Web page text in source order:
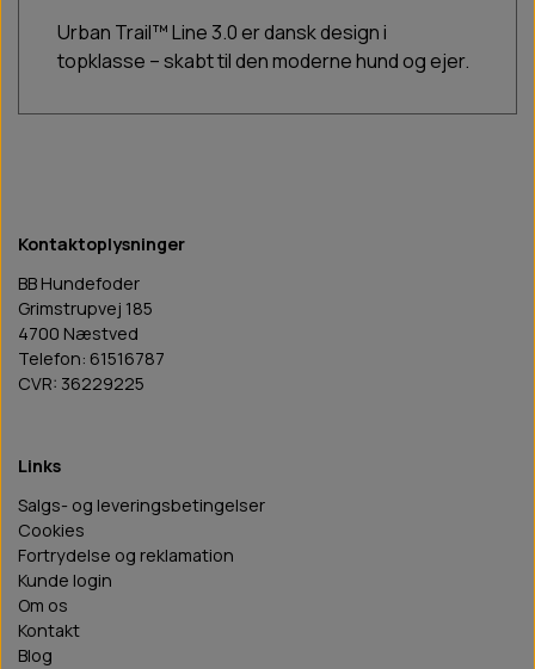
Urban Trail™ Line 3.0 er dansk design i
topklasse – skabt til den moderne hund og ejer.
Kontaktoplysninger
BB Hundefoder
Grimstrupvej 185
4700 Næstved
Telefon: 61516787
CVR: 36229225
Links
Salgs- og leveringsbetingelser
Cookies
Fortrydelse og reklamation
Kunde login
Om os
Kontakt
Blog